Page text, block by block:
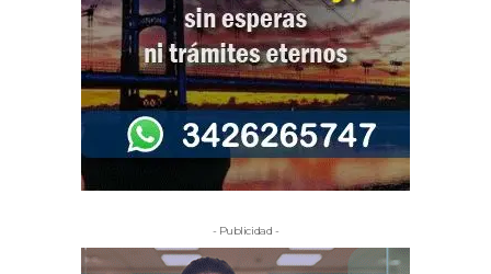
- Publicidad -